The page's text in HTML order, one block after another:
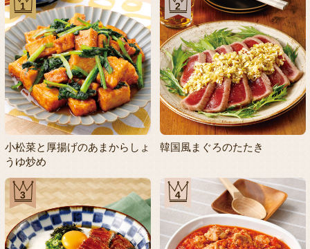
1
小松菜と厚揚げのあまからしょ
うゆ炒め
2
韓国風まぐろのたたき
3 4